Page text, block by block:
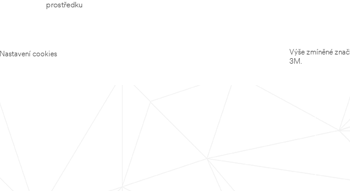
prostředku
Nastavení cookies
Výše zmíněné
3M.